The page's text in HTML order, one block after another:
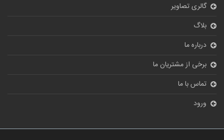
گالری تصاویر
بلاگ
درباره ما
برخی از مشتریان ما
تماس با ما
ورود